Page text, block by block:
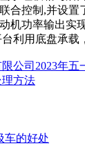
合控制,并设
机功率输出实
利用底盘承
公司2023年五
理方法
车的好处